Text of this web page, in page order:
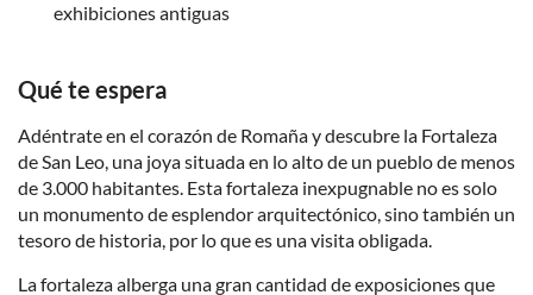
exhibiciones antiguas
Qué te espera
Adéntrate en el corazón de Romaña y descubre la Fortaleza
de San Leo, una joya situada en lo alto de un pueblo de menos
de 3.000 habitantes. Esta fortaleza inexpugnable no es solo
un monumento de esplendor arquitectónico, sino también un
tesoro de historia, por lo que es una visita obligada.
La fortaleza alberga una gran cantidad de exposiciones que